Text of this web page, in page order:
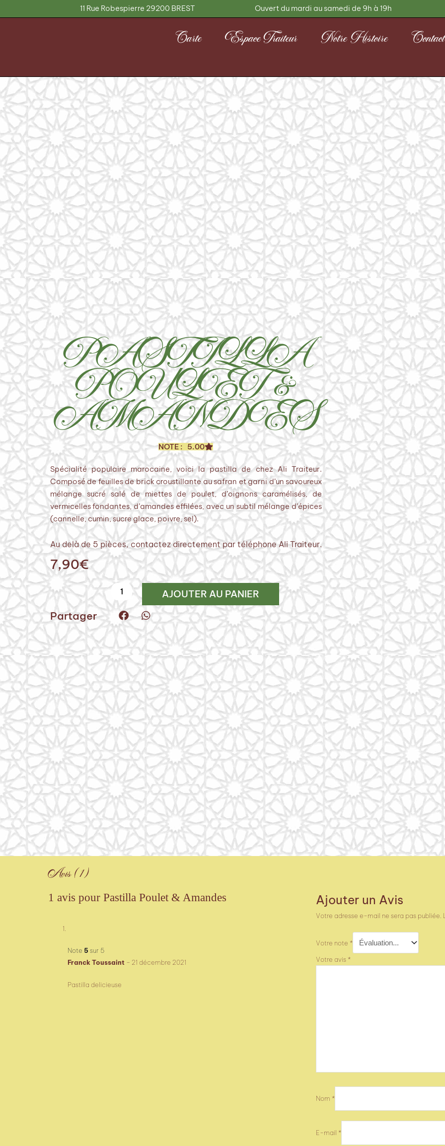
au
11 Rue Robespierre 29200 BREST Ouvert du mardi au samedi de 9h à 19h
Carte Espace Traiteur Notre Histoire Contact
PASTILLA
POULET &
AMANDES
NOTE : 5.00
Spécialité populaire marocaine, voici la pastilla de chez Ali Traiteur.
Composé de feuilles de brick croustillante au safran et garni d’un savoureux
mélange sucré salé de miettes de poulet, d’oignons caramélisés, de
vermicelles fondantes, d’amandes effilées, avec un subtil mélange d’épices
(cannelle, cumin, sucre glace, poivre, sel).
Au delà de 5 pièces, contactez directement par téléphone Ali Traiteur.
7,90€
quantité
Pastilla
Poulet
Amandes
AJOUTER AU PANIER
Partager
Avis (1)
1 avis pour Pastilla Poulet & Amandes
Note 5 sur 5
Franck Toussaint – 21 décembre 2021
Pastilla delicieuse
Ajouter un Avis
Votre adresse e-mail ne sera pas publiée.
Votre note *
Votre avis *
Nom *
E-mail *